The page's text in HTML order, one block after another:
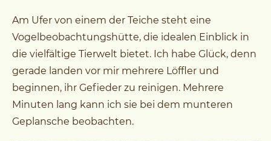
Am Ufer von einem der Teiche steht eine
Vogelbeobachtungshütte, die idealen Einblick in
die vielfältige Tierwelt bietet. Ich habe Glück, denn
gerade landen vor mir mehrere Löffler und
beginnen, ihr Gefieder zu reinigen. Mehrere
Minuten lang kann ich sie bei dem munteren
Geplansche beobachten.